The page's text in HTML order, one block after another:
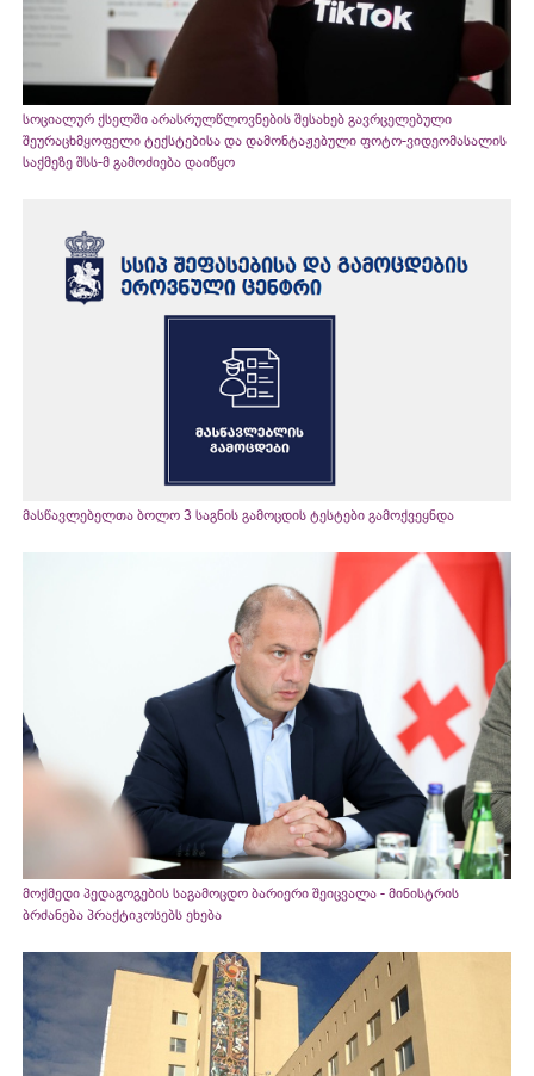
სოციალურ ქსელში არასრულწლოვნების შესახებ გავრცელებული
შეურაცხმყოფელი ტექსტებისა და დამონტაჟებული ფოტო-ვიდეომასალის
საქმეზე შსს-მ გამოძიება დაიწყო
მასწავლებელთა ბოლო 3 საგნის გამოცდის ტესტები გამოქვეყნდა
მოქმედი პედაგოგების საგამოცდო ბარიერი შეიცვალა - მინისტრის
ბრძანება პრაქტიკოსებს ეხება